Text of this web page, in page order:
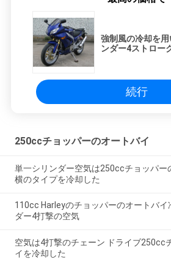
強制風の冷却を
ンダー4ストロー
続行
250ccチョッパーのオートバイ
単一シリンダー空気は250ccチョッパー
横のタイプを冷却した
110cc Harleyのチョッパーのオートバイ
ダー4打撃の空気
空気は4打撃のチェーン ドライブ250cc
イを冷却した